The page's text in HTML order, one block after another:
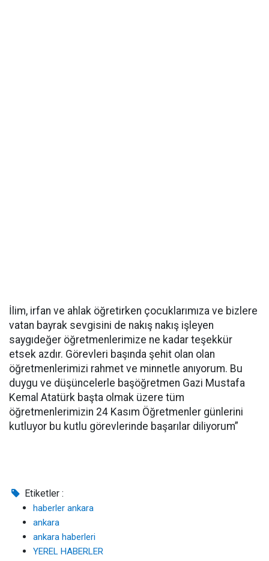
İlim, irfan ve ahlak öğretirken çocuklarımıza ve bizlere
vatan bayrak sevgisini de nakış nakış işleyen
saygıdeğer öğretmenlerimize ne kadar teşekkür
etsek azdır. Görevleri başında şehit olan olan
öğretmenlerimizi rahmet ve minnetle anıyorum. Bu
duygu ve düşüncelerle başöğretmen Gazi Mustafa
Kemal Atatürk başta olmak üzere tüm
öğretmenlerimizin 24 Kasım Öğretmenler günlerini
kutluyor bu kutlu görevlerinde başarılar diliyorum”
Etiketler :
haberler ankara
ankara
ankara haberleri
YEREL HABERLER